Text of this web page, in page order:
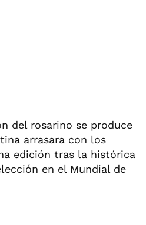
del rosarino se produce
arrasara con los
edición tras la histórica
en el Mundial de